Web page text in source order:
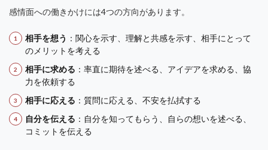
感情面への働きかけには4つの方向があります。
相手を想う ：関心を示す、理解と共感を示す、相手にとって
のメリットを考える
相手に求める ：率直に期待を述べる、アイデアを求める、協
力を依頼する
相手に応える ：質問に応える、不安を払拭する
自分を伝える ：自分を知ってもらう、自らの想いを述べる、
コミットを伝える